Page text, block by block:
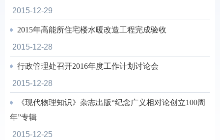
2015-12-29
2015年高能所住宅楼水暖改造工程完成验收
2015-12-28
行政管理处召开2016年度工作计划讨论会
2015-12-28
《现代物理知识》杂志出版“纪念广义相对论创立100周
年”专辑
2015-12-25